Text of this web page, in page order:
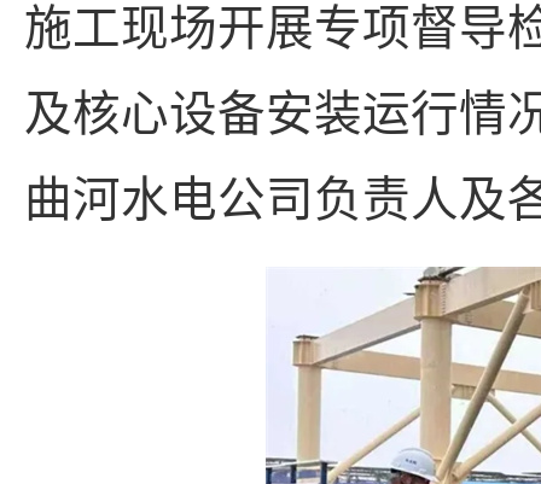
施工现场开展专项督导
及核心设备安装运行情
曲河水电公司负责人及